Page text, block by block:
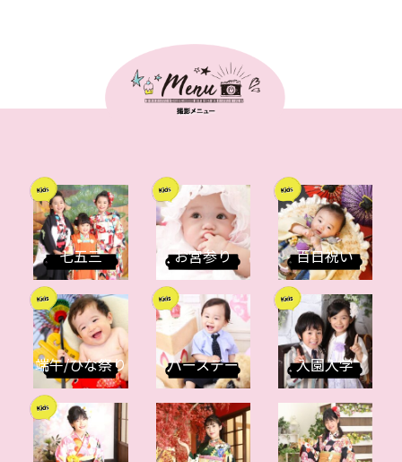
七五三 お宮参り 百日祝い
端午/ひな祭り バースデー 入園入学